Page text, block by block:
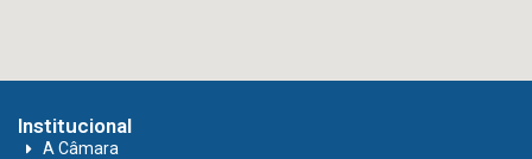
Institucional
A Câmara